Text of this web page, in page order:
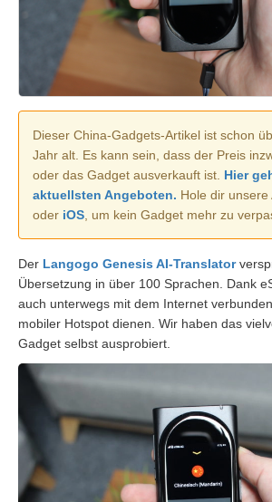
Dieser China-Gadgets-Artikel ist schon
Jahr alt. Es kann sein, dass der Preis
oder das Gadget ausverkauft ist. Hier
aktuellsten Angeboten. Hole dir unsere
oder iOS , um kein Gadget mehr zu
Der Langogo Genesis AI-Translator
Übersetzung in über 100 Sprachen. Dank
auch unterwegs mit dem Internet
mobiler Hotspot dienen. Wir haben das
Gadget selbst ausprobiert.